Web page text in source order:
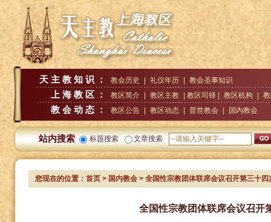
天主教知识： 教会历史 礼仪年历 教会圣事知识
上海教区： 教区简介 教区主教 | 教区司铎 | 教区机构
教会动态： 教区公告 教区动态 普世教会 国内教会
站内搜索 标题搜索 文章搜索
您现在的位置：首页 > 国内教会 > 全国性宗教团体联席会议召开第三十四
全国性宗教团体联席会议召开